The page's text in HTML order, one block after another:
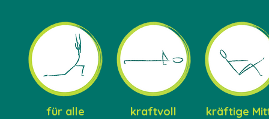
für alle kraftvoll kräftige